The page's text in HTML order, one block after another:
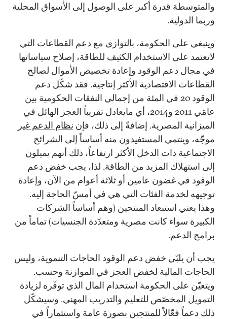
والمتوسطة قدرة أكبر على الوصول إلى الأسواق المحلية
وربما الدولية.
وينبغي على الحكومة، بالتوازي مع دعم القطاعات التي
لاتعتمد على الاستخدام الكثيف للطاقة، إصلاح سياساتها
في مجال دعم الوقود وإعادة تخصيص الأموال لصالح
القطاعات الاقتصادية الأكثر إنتاجية. فقد شكّل دعم
الوقود 20 في المئة من إجمالي النفقات الحكومية بين
عامَي 2011 و2014، أي مايعادل تقريباً العجز الهائل في
الميزانية المصرية. إضافةً إلى ذلك، فإن نظام الدعم غير
موجّه، وينتمي المستفيدون منه أساساً إلى الشرائح
الاجتماعية ذات الدخل الأكثر ارتفاعاً، ذلك أنهم يميلون
إلى استهلاك المزيد من الطاقة. لذا، يجب خفض دعم
الوقود في غضون عامين أو ثلاثة أعوام من الآن، وإعادة
توجيهه لخدمة الفئات التي هي في أمسّ الحاجة إليه.
وهذا يعني استبعاد المنتجين (وهم أساساً الشركات
الكبيرة سواء كانت مصرية ومتعدّدة الجنسيات) تماماً من
برامج الدعم.
يجب أن يلبّي خفض دعم الوقود الحاجات التنموية، وليس
الحاجات المالية لخفض العجز في الموازنة وحسب.
ويتعيّن على الحكومة استخدام المال الذي توفّره لزيادة
التمويل المخصّص للتعليم والتدريب المهني. وسيشكّل
ذلك دعماً فعّالاً للمنتجين بصورة عامة واستثماراً في